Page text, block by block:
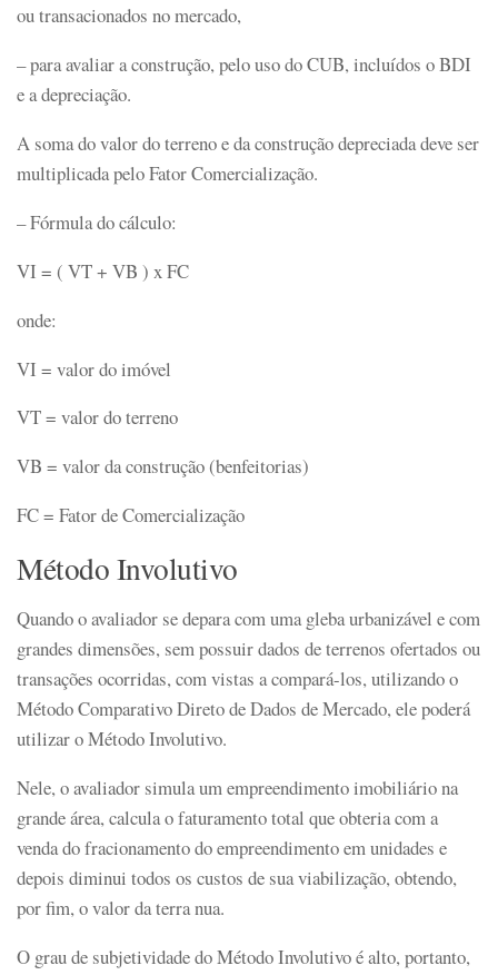
ou transacionados no mercado,
– para avaliar a construção, pelo uso do CUB, incluídos o BDI
e a depreciação.
A soma do valor do terreno e da construção depreciada deve ser
multiplicada pelo Fator Comercialização.
– Fórmula do cálculo:
VI = ( VT + VB ) x FC
onde:
VI = valor do imóvel
VT = valor do terreno
VB = valor da construção (benfeitorias)
FC = Fator de Comercialização
Método Involutivo
Quando o avaliador se depara com uma gleba urbanizável e com
grandes dimensões, sem possuir dados de terrenos ofertados ou
transações ocorridas, com vistas a compará-los, utilizando o
Método Comparativo Direto de Dados de Mercado, ele poderá
utilizar o Método Involutivo.
Nele, o avaliador simula um empreendimento imobiliário na
grande área, calcula o faturamento total que obteria com a
venda do fracionamento do empreendimento em unidades e
depois diminui todos os custos de sua viabilização, obtendo,
por fim, o valor da terra nua.
O grau de subjetividade do Método Involutivo é alto, portanto,